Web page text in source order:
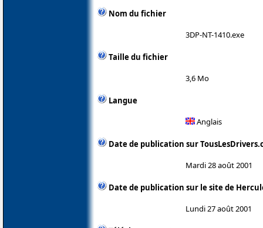
Nom du fichier
3DP-NT-1410.exe
Taille du fichier
3,6 Mo
Langue
Anglais
Date de publication sur
Mardi 28 août 2001
Date de publication sur le site de
Lundi 27 août 2001